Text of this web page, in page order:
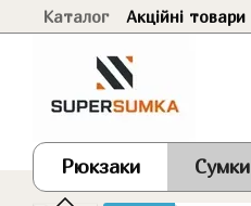
Перейти до основного контенту
Каталог Акційні товари
Рюкзаки Сумки